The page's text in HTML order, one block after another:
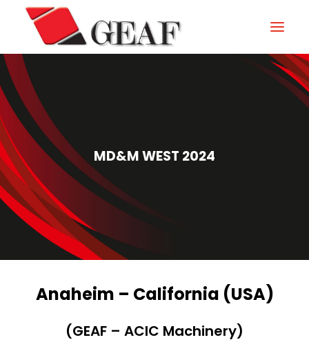
GEAF
UNTERNEHMEN
KNOW-HOW
UNSERE SEKTOREN
KONTAKTIEREN
NEUIGKEITEN UND VERANSTALTUNGEN
DOWNLOAD
MD&M WEST 2024
Anaheim – California (USA)
(GEAF – ACIC Machinery)